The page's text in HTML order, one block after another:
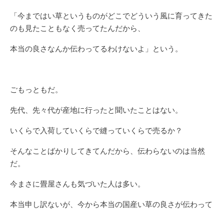
「今まではい草というものがどこでどういう風に育ってきた
のも見たこともなく売ってたんだから、
本当の良さなんか伝わってるわけないよ」という。
ごもっともだ。
先代、先々代が産地に行ったと聞いたことはない。
いくらで入荷していくらで縫っていくらで売るか？
そんなことばかりしてきてんだから、伝わらないのは当然
だ。
今まさに畳屋さんも気づいた人は多い。
本当申し訳ないが、今から本当の国産い草の良さが伝わって